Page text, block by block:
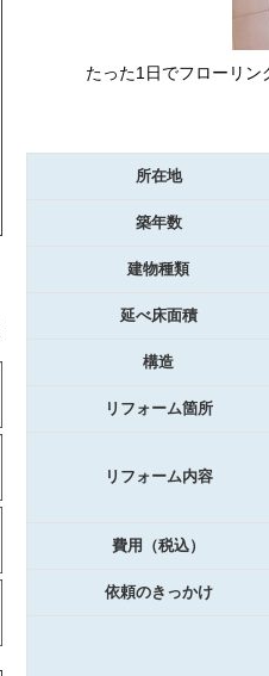
たった1日でフローリン
所在地
築年数
建物種類
延べ床面積
構造
リフォーム箇所
リフォーム内容
費用（税込）
依頼のきっかけ